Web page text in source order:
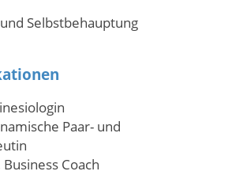
Selbstbehauptung
Paar- und
Coach